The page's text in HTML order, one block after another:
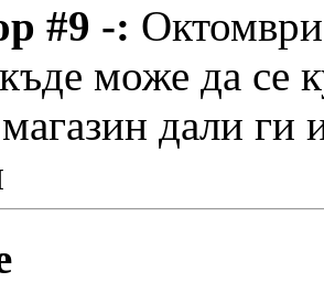
#9 -:
може да се
дали ги